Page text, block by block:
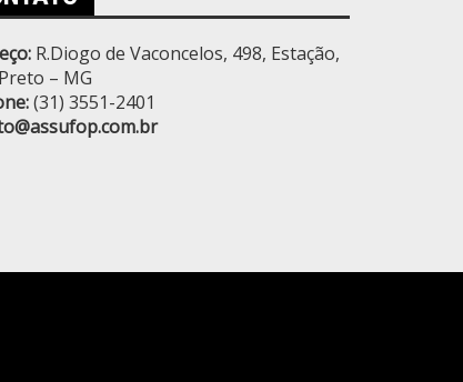
R.Diogo de Vaconcelos, 498, Estação,
– MG
(31) 3551-2401